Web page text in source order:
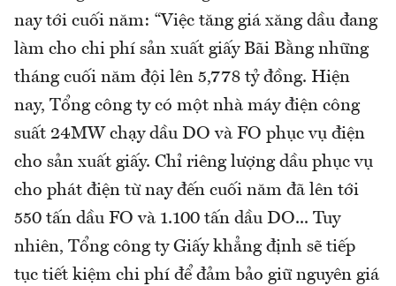
nay tới cuối năm: “Việc tăng giá xăng dầu đang
làm cho chi phí sản xuất giấy Bãi Bằng những
tháng cuối năm đội lên 5,778 tỷ đồng. Hiện
nay, Tổng công ty có một nhà máy điện công
suất 24MW chạy dầu DO và FO phục vụ điện
cho sản xuất giấy. Chỉ riêng lượng dầu phục vụ
cho phát điện từ nay đến cuối năm đã lên tới
550 tấn dầu FO và 1.100 tấn dầu DO... Tuy
nhiên, Tổng công ty Giấy khẳng định sẽ tiếp
tục tiết kiệm chi phí để đảm bảo giữ nguyên giá